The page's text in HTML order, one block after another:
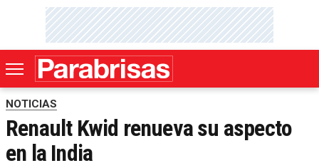
NOTICIAS
Renault Kwid renueva su aspecto
en la India